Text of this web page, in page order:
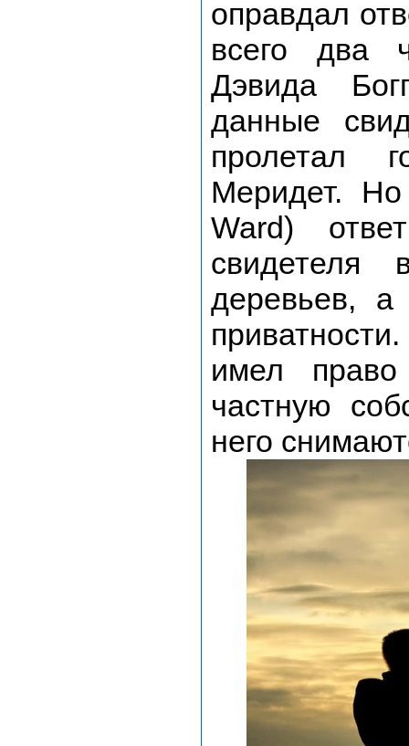
оправдал
всего два
Дэвида
данные
пролетал
Меридет.
Ward)
свидетеля
деревьев, а
имел
частную
него